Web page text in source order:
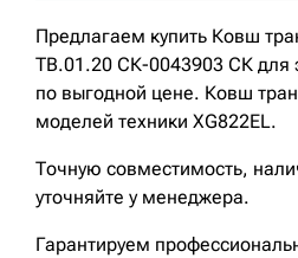
Предлагаем купить Ковш
TB.01.20 СК-0043903 СК для
по выгодной цене. Ковш
моделей техники XG822EL.
Точную совместимость,
уточняйте у менеджера.
Гарантируем